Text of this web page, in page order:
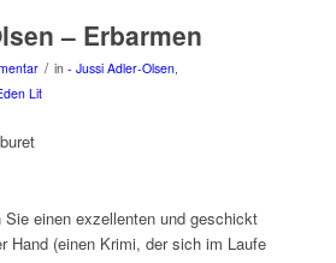
– Erbarmen
/ in - Jussi Adler-Olsen,
Lit
Sie einen exzellenten und geschickt
Hand (einen Krimi, der sich im Laufe